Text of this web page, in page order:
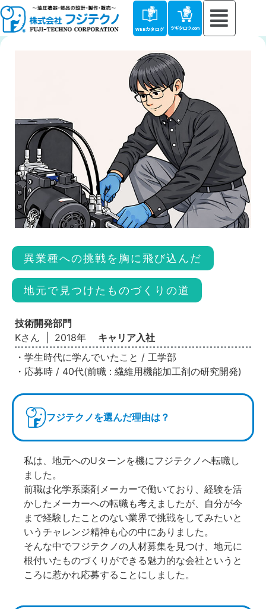
WEBカタログ ツギタロウ.com
異業種への挑戦を胸に飛び込んだ
地元で見つけたものづくりの道
技術開発部門
Kさん
2018年
キャリア入社
・学生時代に学んでいたこと / 工学部
・応募時 / 40代(前職 : 繊維用機能加工剤の研究開発)
フジテクノを選んだ理由は？
私は、地元へのUターンを機にフジテクノへ転職し
ました。
前職は化学系薬剤メーカーで働いており、経験を活
かしたメーカーへの転職も考えましたが、自分が今
まで経験したことのない業界で挑戦をしてみたいと
いうチャレンジ精神も心の中にありました。
そんな中でフジテクノの人材募集を見つけ、地元に
根付いたものづくりができる魅力的な会社というと
ころに惹かれ応募することにしました。